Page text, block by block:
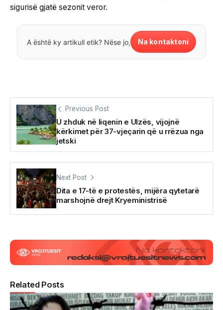
sigurisë gjatë sezonit veror.
A është ky artikull etik? Nëse jo, Na kontaktoni
Previous Post
U zhduk në liqenin e Ulzës, vijojnë
kërkimet për 37-vjeçarin që u rrëzua nga
jetski
Next Post
Dita e 17-të e protestës, mijëra qytetarë
marshojnë drejt Kryeministrisë
Related Posts